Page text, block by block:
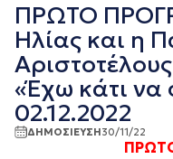
ΠΡΩΤΟ
Ηλίας και η
«Έχω κάτι να
02.12.2022
ΔΗΜΟΣΙΕΥΣΗ30/11/22